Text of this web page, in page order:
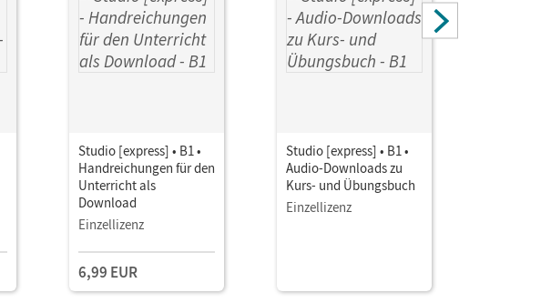
Studio [express] • B1 •
Handreichungen für den
Unterricht als
Download
Einzellizenz
6,99 EUR
Studio [express] • B1 •
Audio-Downloads zu
Kurs- und Übungsbuch
Einzellizenz